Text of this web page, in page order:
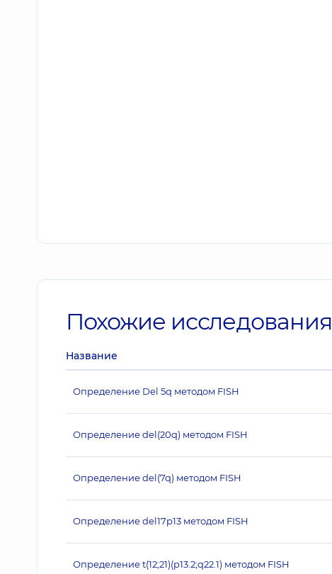
Похожие исследования
Название
Определение Del 5q методом FISH
Определение del(20q) методом FISH
Определение del(7q) методом FISH
Определение del17p13 методом FISH
Определение t(12;21)(p13.2;q22.1) методом FISH